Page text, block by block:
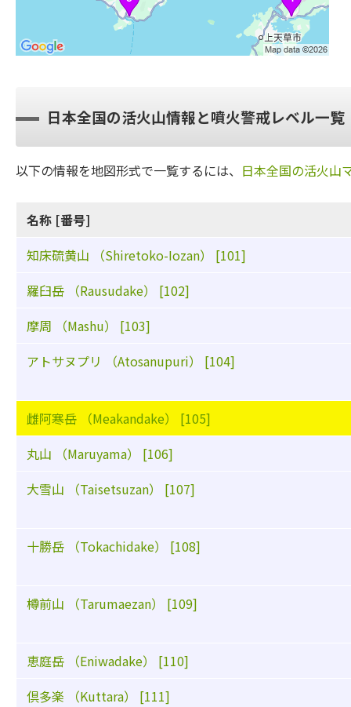
日本全国の活火山情報と噴火警戒レベル一覧
以下の情報を地図形式で一覧するには、 日本全国の活火山
名称 [番号]
知床硫黄山 （Shiretoko-Iozan） [101]
羅臼岳 （Rausudake） [102]
摩周 （Mashu） [103]
アトサヌプリ （Atosanupuri） [104]
雌阿寒岳 （Meakandake） [105]
丸山 （Maruyama） [106]
大雪山 （Taisetsuzan） [107]
十勝岳 （Tokachidake） [108]
樽前山 （Tarumaezan） [109]
恵庭岳 （Eniwadake） [110]
倶多楽 （Kuttara） [111]